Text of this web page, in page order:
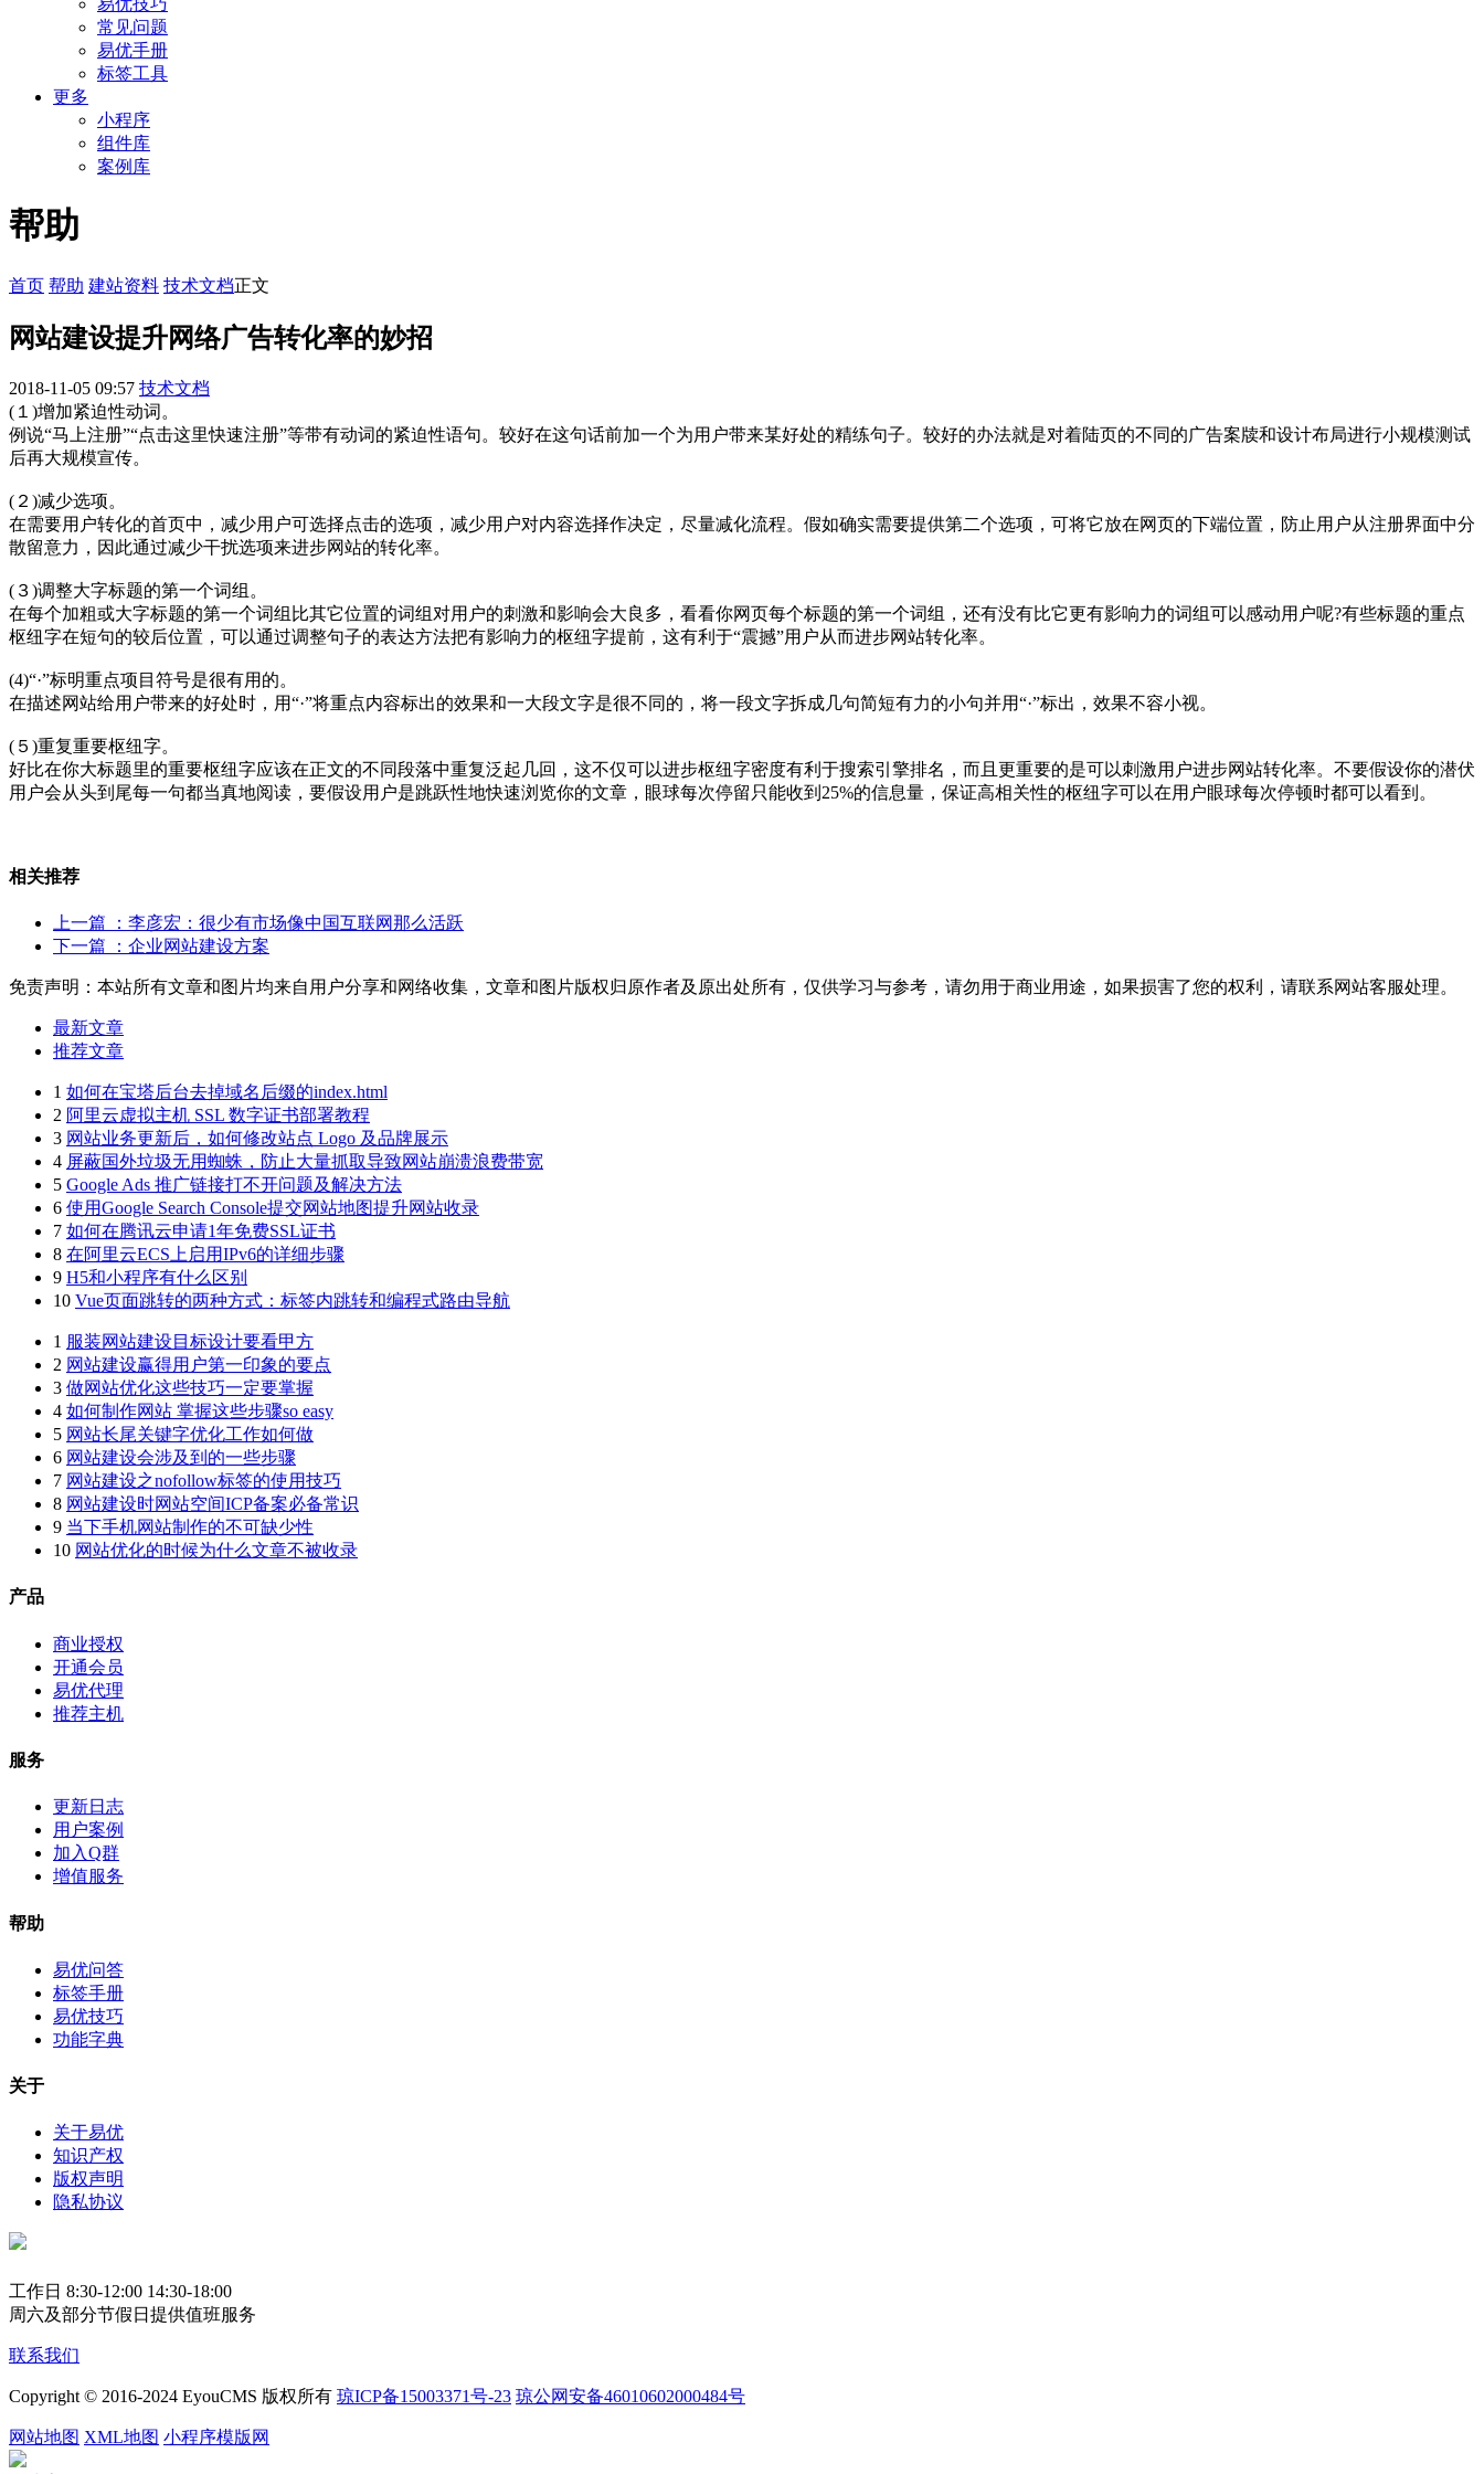
易优技巧
常见问题
易优手册
标签工具
更多
小程序
组件库
案例库
帮助
首页 帮助 建站资料 技术文档正文
网站建设提升网络广告转化率的妙招
2018-11-05 09:57 技术文档
(１)增加紧迫性动词。
例说“马上注册”“点击这里快速注册”等带有动词的紧迫性语句。较好在这句话前加一个为用户带来某好处的精练句子。较好的办法就是对着陆页的不同的广告案牍和设计布局进行小规模测试
后再大规模宣传。
(２)减少选项。
在需要用户转化的首页中，减少用户可选择点击的选项，减少用户对内容选择作决定，尽量减化流程。假如确实需要提供第二个选项，可将它放在网页的下端位置，防止用户从注册界面中分
散留意力，因此通过减少干扰选项来进步网站的转化率。
(３)调整大字标题的第一个词组。
在每个加粗或大字标题的第一个词组比其它位置的词组对用户的刺激和影响会大良多，看看你网页每个标题的第一个词组，还有没有比它更有影响力的词组可以感动用户呢?有些标题的重点
枢纽字在短句的较后位置，可以通过调整句子的表达方法把有影响力的枢纽字提前，这有利于“震撼”用户从而进步网站转化率。
(4)“·”标明重点项目符号是很有用的。
在描述网站给用户带来的好处时，用“·”将重点内容标出的效果和一大段文字是很不同的，将一段文字拆成几句简短有力的小句并用“·”标出，效果不容小视。
(５)重复重要枢纽字。
好比在你大标题里的重要枢纽字应该在正文的不同段落中重复泛起几回，这不仅可以进步枢纽字密度有利于搜索引擎排名，而且更重要的是可以刺激用户进步网站转化率。不要假设你的潜伏
用户会从头到尾每一句都当真地阅读，要假设用户是跳跃性地快速浏览你的文章，眼球每次停留只能收到25%的信息量，保证高相关性的枢纽字可以在用户眼球每次停顿时都可以看到。
相关推荐
上一篇
：李彦宏：很少有市场像中国互联网那么活跃
下一篇
：企业网站建设方案
免责声明：本站所有文章和图片均来自用户分享和网络收集，文章和图片版权归原作者及原出处所有，仅供学习与参考，请勿用于商业用途，如果损害了您的权利，请联系网站客服处理。
最新文章
推荐文章
1 如何在宝塔后台去掉域名后缀的index.html
2 阿里云虚拟主机 SSL 数字证书部署教程
3 网站业务更新后，如何修改站点 Logo 及品牌展示
4 屏蔽国外垃圾无用蜘蛛，防止大量抓取导致网站崩溃浪费带宽
5 Google Ads 推广链接打不开问题及解决方法
6 使用Google Search Console提交网站地图提升网站收录
7 如何在腾讯云申请1年免费SSL证书
8 在阿里云ECS上启用IPv6的详细步骤
9 H5和小程序有什么区别
10 Vue页面跳转的两种方式：标签内跳转和编程式路由导航
1 服装网站建设目标设计要看甲方
2 网站建设赢得用户第一印象的要点
3 做网站优化这些技巧一定要掌握
4 如何制作网站 掌握这些步骤so easy
5 网站长尾关键字优化工作如何做
6 网站建设会涉及到的一些步骤
7 网站建设之nofollow标签的使用技巧
8 网站建设时网站空间ICP备案必备常识
9 当下手机网站制作的不可缺少性
10 网站优化的时候为什么文章不被收录
产品
商业授权
开通会员
易优代理
推荐主机
服务
更新日志
用户案例
加入Q群
增值服务
帮助
易优问答
标签手册
易优技巧
功能字典
关于
关于易优
知识产权
版权声明
隐私协议
工作日 8:30-12:00 14:30-18:00
周六及部分节假日提供值班服务
联系我们
Copyright © 2016-2024 EyouCMS 版权所有 琼ICP备15003371号-23 琼公网安备46010602000484号
网站地图 XML地图 小程序模版网